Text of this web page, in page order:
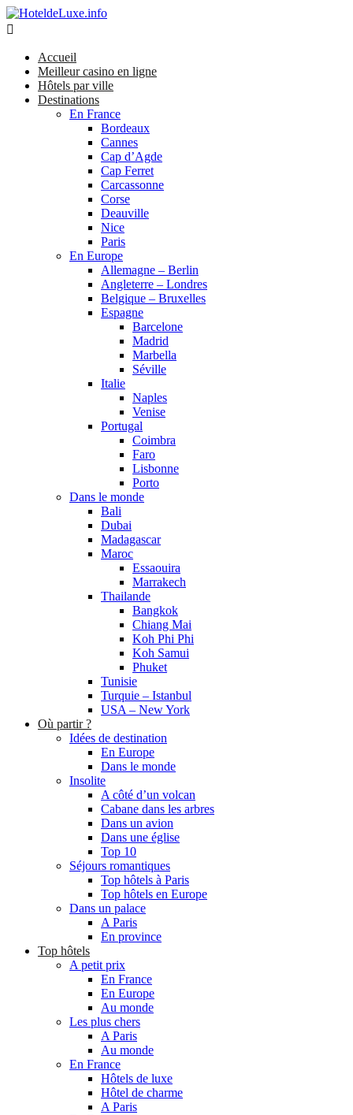

Accueil
Meilleur casino en ligne
Hôtels par ville
Destinations
En France
Bordeaux
Cannes
Cap d’Agde
Cap Ferret
Carcassonne
Corse
Deauville
Nice
Paris
En Europe
Allemagne – Berlin
Angleterre – Londres
Belgique – Bruxelles
Espagne
Barcelone
Madrid
Marbella
Séville
Italie
Naples
Venise
Portugal
Coimbra
Faro
Lisbonne
Porto
Dans le monde
Bali
Dubai
Madagascar
Maroc
Essaouira
Marrakech
Thailande
Bangkok
Chiang Mai
Koh Phi Phi
Koh Samui
Phuket
Tunisie
Turquie – Istanbul
USA – New York
Où partir ?
Idées de destination
En Europe
Dans le monde
Insolite
A côté d’un volcan
Cabane dans les arbres
Dans un avion
Dans une église
Top 10
Séjours romantiques
Top hôtels à Paris
Top hôtels en Europe
Dans un palace
A Paris
En province
Top hôtels
A petit prix
En France
En Europe
Au monde
Les plus chers
A Paris
Au monde
En France
Hôtels de luxe
Hôtel de charme
A Paris